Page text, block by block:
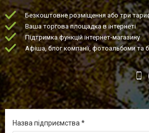
Безкоштовне розміщення або три
Ваша торгова площадка в інтернеті
Підтримка функцій інтернет-магазину
Афіша, блог компанії, фотоальбоми та
Назва підприємства